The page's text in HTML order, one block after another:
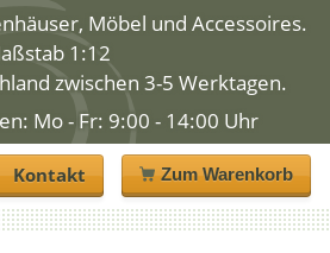
Möbel und Accessoires.
1:12
zwischen 3-5 Werktagen.
Mo - Fr: 9:00 - 14:00 Uhr
Kontakt Zum Warenkorb